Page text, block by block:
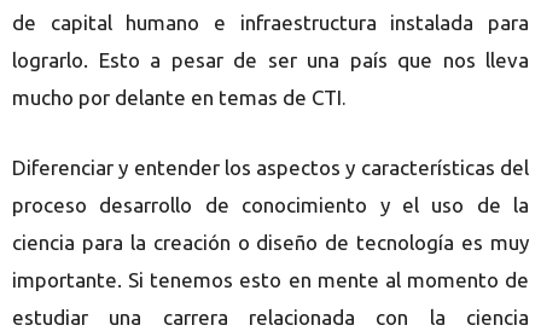
de capital humano e infraestructura instalada para
lograrlo. Esto a pesar de ser una país que nos lleva
mucho por delante en temas de CTI.
Diferenciar y entender los aspectos y características del
proceso desarrollo de conocimiento y el uso de la
ciencia para la creación o diseño de tecnología es muy
importante. Si tenemos esto en mente al momento de
estudiar una carrera relacionada con la ciencia